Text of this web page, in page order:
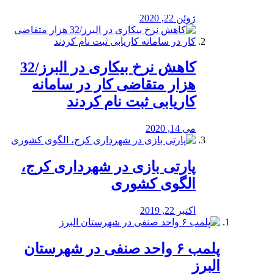
ژوئن 22, 2020
کاهش نرخ بیکاری در البرز/32
هزار متقاضی کار در سامانه
کاریابی ثبت نام کردند
می 14, 2020
پارتی بازی در شهرداری کرج،
الگوی کشوری
اکتبر 22, 2019
پلمب ۶ واحد صنفی در شهرستان
البرز